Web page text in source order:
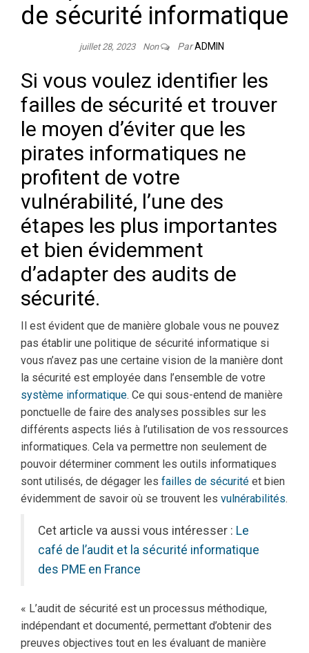
de sécurité informatique
juillet 28, 2023 Non ParADMIN
Si vous voulez identifier les
failles de sécurité et trouver
le moyen d’éviter que les
pirates informatiques ne
profitent de votre
vulnérabilité, l’une des
étapes les plus importantes
et bien évidemment
d’adapter des audits de
sécurité.
Il est évident que de manière globale vous ne pouvez
pas établir une politique de sécurité informatique si
vous n’avez pas une certaine vision de la manière dont
la sécurité est employée dans l’ensemble de votre
système informatique. Ce qui sous-entend de manière
ponctuelle de faire des analyses possibles sur les
différents aspects liés à l’utilisation de vos ressources
informatiques. Cela va permettre non seulement de
pouvoir déterminer comment les outils informatiques
sont utilisés, de dégager les failles de sécurité et bien
évidemment de savoir où se trouvent les vulnérabilités.
Cet article va aussi vous intéresser : Le
café de l’audit et la sécurité informatique
des PME en France
« L’audit de sécurité est un processus méthodique,
indépendant et documenté, permettant d’obtenir des
preuves objectives tout en les évaluant de manière